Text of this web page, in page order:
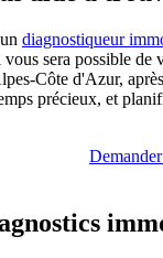
diagnostiqueur
sera possible de
Côte d'Azur,
précieux, et